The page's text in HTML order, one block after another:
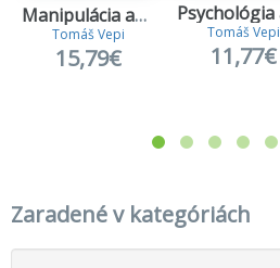
Manipulácia ako zbraň
Tomáš Vepi
15,79€
Tomáš Vepi
11,77€
Zaradené v kategóriách